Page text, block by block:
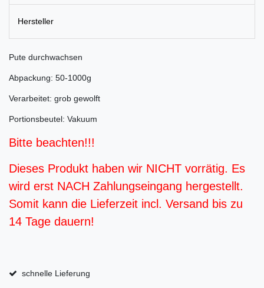
Hersteller
Pute durchwachsen
Abpackung: 50-1000g
Verarbeitet: grob gewolft
Portionsbeutel: Vakuum
Bitte beachten!!!
Dieses Produkt haben wir NICHT vorrätig. Es
wird erst NACH Zahlungseingang hergestellt.
Somit kann die Lieferzeit incl. Versand bis zu
14 Tage dauern!
schnelle Lieferung